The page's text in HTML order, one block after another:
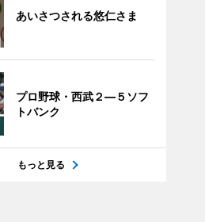
あいさつされる悠仁さま
プロ野球・西武２―５ソフ
トバンク
もっと見る